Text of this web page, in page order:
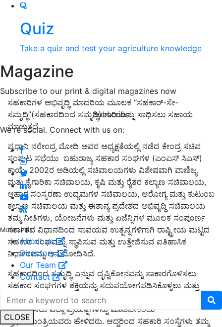
Quiz
Take a quiz and test your agriculture knowledge
Magazine
Subscribe to our print & digital magazines now
Subscribe
We're social. Connect with us on:
More Links
About us
Directory
Our Team
Contact
CLOSE
ಸಹಕಾರಿಗಳ ಅಭಿವೃದ್ಧಿ ಮಾದರಿಯ ಮೂಲಕ “ಸಹಕಾರ್-ಸೇ-
ಸಮೃದ್ಧಿ”(ಸಹಕಾರದಿಂದ ಸಮೃದ್ಧಿ) ಗುರಿಯನ್ನು ಸಾಧಿಸಲು ಸಹಾಯ
ಮಾಡುತ್ತದೆ.
ಪ್ರಧಾನಿ ನರೇಂದ್ರ ಮೋದಿ ಅವರ ಅಧ್ಯಕ್ಷತೆಯಲ್ಲಿ ನಡೆದ ಕೇಂದ್ರ ಸಚಿವ
ಸಂಪುಟ ಸಭೆಯು ಬಹುರಾಜ್ಯ ಸಹಕಾರ ಸಂಘಗಳ (ಎಂಎಸ್ ಸಿಎಸ್)
ಕಾಯ್ದೆ, 2002ರ ಅಡಿಯಲ್ಲಿ ಸಚಿವಾಲಯಗಳು ವಿಶೇಷವಾಗಿ ವಾಣಿಜ್ಯ
ಮತ್ತು ಕೈಗಾರಿಕಾ ಸಚಿವಾಲಯ, ಕೃಷಿ ಮತ್ತು ರೈತರ ಕಲ್ಯಾಣ ಸಚಿವಾಲಯ,
ಆಹಾರ ಸಂಸ್ಕರಣಾ ಉದ್ಯಮಗಳ ಸಚಿವಾಲಯ, ಆರೋಗ್ಯ ಮತ್ತು ಕುಟುಂಬ
ಕಲ್ಯಾಣ ಸಚಿವಾಲಯ ಮತ್ತು ಈಶಾನ್ಯ ಪ್ರದೇಶದ ಅಭಿವೃದ್ಧಿ ಸಚಿವಾಲಯ
ತಮ್ಮ ನೀತಿಗಳು, ಯೋಜನೆಗಳು ಮತ್ತು ಏಜೆನ್ಸಿಗಳ ಮೂಲಕ ಸಂಪೂರ್ಣ
ಸರ್ಕಾರದ ವಿಧಾನದಿಂದ ಸಾವಯವ ಉತ್ಪನ್ನಗಳಿಗಾಗಿ ರಾಷ್ಟ್ರೀಯ ಮಟ್ಟದ
ಸಹಕಾರ ಸಂಘವನ್ನು ಸ್ಥಾಪಿಸುವ ಮತ್ತು ಉತ್ತೇಜಿಸುವ ಐತಿಹಾಸಿಕ
ನಿರ್ಧಾರವನ್ನು ಅನುಮೋದಿಸಿದೆ.
ಸಹಕಾರದಿಂದ ಸಮೃದ್ಧಿ ಎನ್ನುವ ದೃಷ್ಟಿಕೋನವನ್ನು ಸಾಕಾರಗೊಳಿಸಲು
ಸಹಕಾರ ಸಂಘಗಗಳ ಶಕ್ತಿಯನ್ನು ಸದುಪಯೋಗಪಡಿಸಿಕೊಳ್ಳಲು ಮತ್ತು
ಅವುಗಳನ್ನು ಯಶಸ್ವಿ ಮತ್ತು ಸ್ಫೂರ್ತಿದಾಯಕ ವ್ಯಾಪಾರ ಉದ್ಯಮಗಳಾಗಿ
ಪರಿವರ್ತಿಸಲು ಎಲ್ಲಾ ಪ್ರಯತ್ನಗಳನ್ನು ಮಾಡಬೇಕೆಂದು
ಪ್ರಧಾನಮಂತ್ರಿಯವರು ಹೇಳಿದರು. ಆದ್ದರಿಂದ ಸಹಕಾರಿ ಸಂಸ್ಥೆಗಳು ತಮ್ಮ